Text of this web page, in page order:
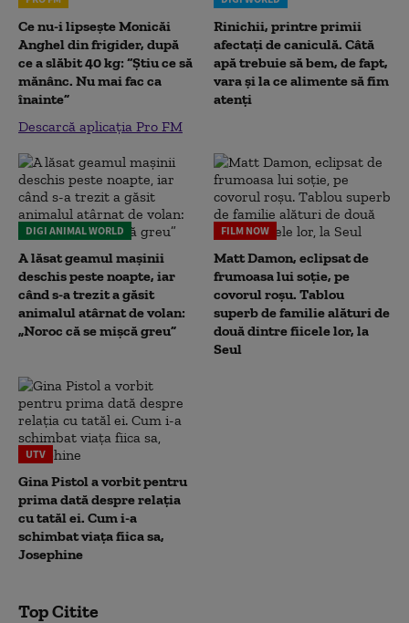
Ce nu-i lipsește Monicăi
Anghel din frigider, după
ce a slăbit 40 kg: “Știu ce să
mănânc. Nu mai fac ca
înainte”
Descarcă aplicația Pro FM
Rinichii, printre primii
afectați de caniculă. Câtă
apă trebuie să bem, de fapt,
vara și la ce alimente să fim
atenți
DIGI ANIMAL WORLD
A lăsat geamul mașinii
deschis peste noapte, iar
când s-a trezit a găsit
animalul atârnat de volan:
„Noroc că se mișcă greu”
FILM NOW
Matt Damon, eclipsat de
frumoasa lui soție, pe
covorul roșu. Tablou
superb de familie alături de
două dintre fiicele lor, la
Seul
UTV
Gina Pistol a vorbit pentru
prima dată despre relația
cu tatăl ei. Cum i-a
schimbat viața fiica sa,
Josephine
Top Citite